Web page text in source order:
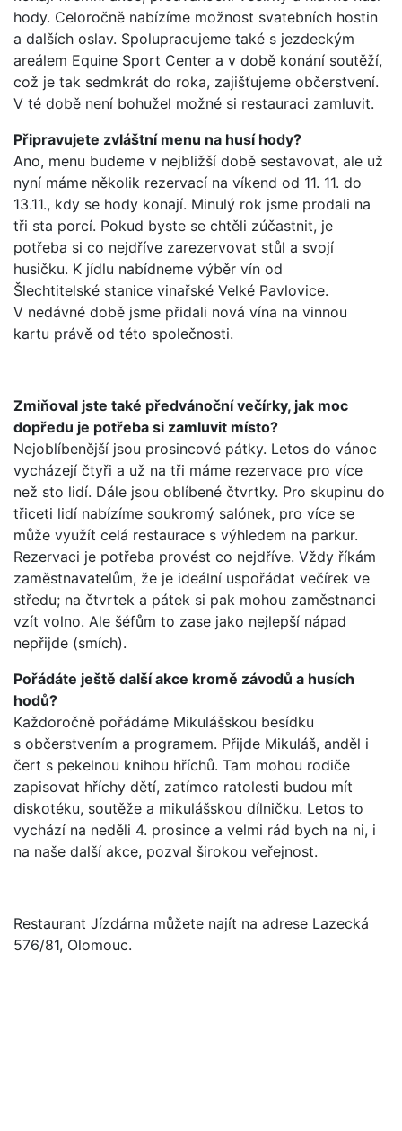
hody. Celoročně nabízíme možnost svatebních hostin
a dalších oslav. Spolupracujeme také s jezdeckým
areálem Equine Sport Center a v době konání soutěží,
což je tak sedmkrát do roka, zajišťujeme občerstvení.
V té době není bohužel možné si restauraci zamluvit.
Připravujete zvláštní menu na husí hody?
Ano, menu budeme v nejbližší době sestavovat, ale už
nyní máme několik rezervací na víkend od 11. 11. do
13.11., kdy se hody konají. Minulý rok jsme prodali na
tři sta porcí. Pokud byste se chtěli zúčastnit, je
potřeba si co nejdříve zarezervovat stůl a svojí
husičku. K jídlu nabídneme výběr vín od
Šlechtitelské stanice vinařské Velké Pavlovice.
V nedávné době jsme přidali nová vína na vinnou
kartu právě od této společnosti.
Zmiňoval jste také předvánoční večírky, jak moc
dopředu je potřeba si zamluvit místo?
Nejoblíbenější jsou prosincové pátky. Letos do vánoc
vycházejí čtyři a už na tři máme rezervace pro více
než sto lidí. Dále jsou oblíbené čtvrtky. Pro skupinu do
třiceti lidí nabízíme soukromý salónek, pro více se
může využít celá restaurace s výhledem na parkur.
Rezervaci je potřeba provést co nejdříve. Vždy říkám
zaměstnavatelům, že je ideální uspořádat večírek ve
středu; na čtvrtek a pátek si pak mohou zaměstnanci
vzít volno. Ale šéfům to zase jako nejlepší nápad
nepřijde (smích).
Pořádáte ještě další akce kromě závodů a husích
hodů?
Každoročně pořádáme Mikulášskou besídku
s občerstvením a programem. Přijde Mikuláš, anděl i
čert s pekelnou knihou hříchů. Tam mohou rodiče
zapisovat hříchy dětí, zatímco ratolesti budou mít
diskotéku, soutěže a mikulášskou dílničku. Letos to
vychází na neděli 4. prosince a velmi rád bych na ni, i
na naše další akce, pozval širokou veřejnost.
Restaurant Jízdárna můžete najít na adrese Lazecká
576/81, Olomouc.